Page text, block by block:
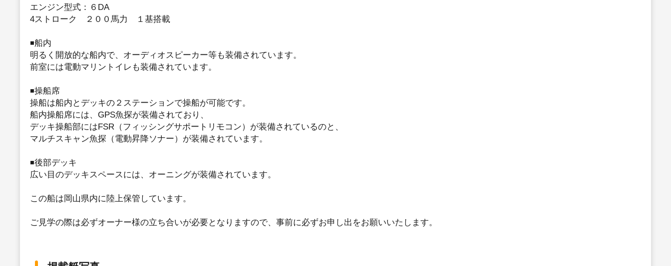
エンジン型式：６DA
4ストローク ２００馬力 １基搭載
◾️船内
明るく開放的な船内で、オーディオスピーカー等も装備されています。
前室には電動マリントイレも装備されています。
◾️操船席
操船は船内とデッキの２ステーションで操船が可能です。
船内操船席には、GPS魚探が装備されており、
デッキ操船部にはFSR（フィッシングサポートリモコン）が装備されているのと、
マルチスキャン魚探（電動昇降ソナー）が装備されています。
◾️後部デッキ
広い目のデッキスペースには、オーニングが装備されています。
この船は岡山県内に陸上保管しています。
ご見学の際は必ずオーナー様の立ち合いが必要となりますので、事前に必ずお申し出をお願いいたします。